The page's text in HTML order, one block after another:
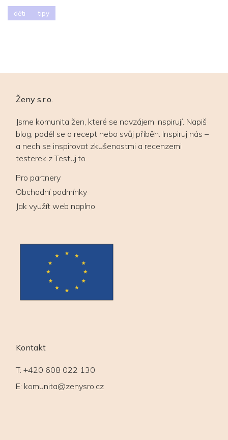
děti tipy
Ženy s.r.o.
Jsme komunita žen, které se navzájem inspirují. Napiš
blog, poděl se o recept nebo svůj příběh. Inspiruj nás –
a nech se inspirovat zkušenostmi a recenzemi
testerek z Testuj.to.
Pro partnery
Obchodní podmínky
Jak využít web naplno
Kontakt
T: +420 608 022 130
E: komunita@zenysro.cz